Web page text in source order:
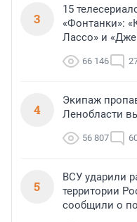
3
15
«Фонтанки»:
Лассо» и
66 146
4
Экипаж
Ленобласти
56 807
5
ВСУ ударили
территории
сообщили о